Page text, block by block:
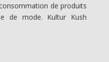
de produits
de mode. Kultur Kush